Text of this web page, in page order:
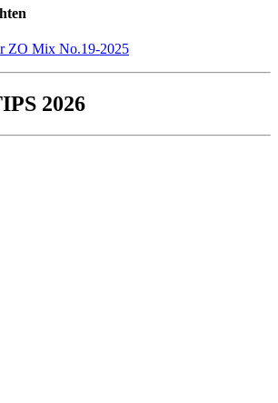
ZO Mix No.19-2025
2026